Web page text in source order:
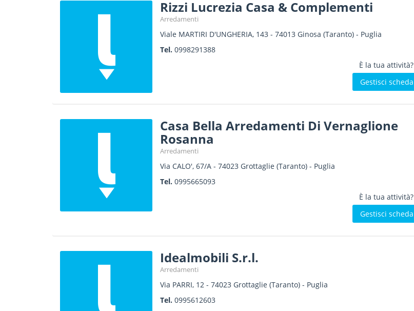
Rizzi Lucrezia Casa & Complementi
Arredamenti
Viale MARTIRI D'UNGHERIA, 143- 74013 Ginosa (Taranto) - Puglia
Tel. 0998291388
È la tua attività?
Gestisci scheda
Casa Bella Arredamenti Di Vernaglione
Rosanna
Arredamenti
Via CALO', 67/A- 74023 Grottaglie(Taranto) - Puglia
Tel. 0995665093
È la tua attività?
Gestisci scheda
Idealmobili S.r.l.
Arredamenti
Via PARRI, 12- 74023 Grottaglie(Taranto) - Puglia
Tel. 0995612603